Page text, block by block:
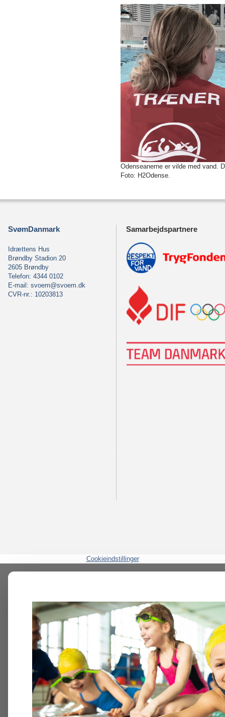
Odenseanerne er vilde med vand.
Foto: H2Odense.
SvømDanmark
Idrættens Hus
Brøndby Stadion 20
2605 Brøndby
Telefon: 4344 0102
E-mail: svoem@svoem.dk
CVR-nr.: 10203813
Samarbejdspartnere
Cookieindstillinger